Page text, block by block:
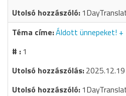
Áldott ünnepeket! +
1